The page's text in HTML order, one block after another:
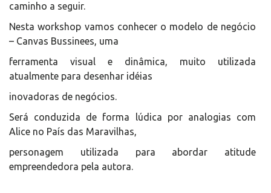
caminho a seguir.
Nesta workshop vamos conhecer o modelo de negócio
– Canvas Bussinees, uma
ferramenta visual e dinâmica, muito utilizada
atualmente para desenhar idéias
inovadoras de negócios.
Será conduzida de forma lúdica por analogias com
Alice no País das Maravilhas,
personagem utilizada para abordar atitude
empreendedora pela autora.